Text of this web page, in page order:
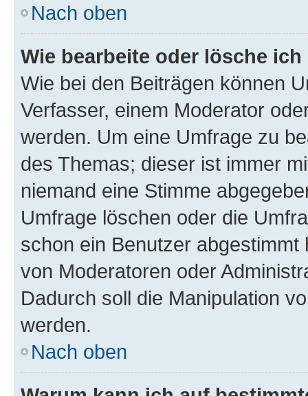
Nach oben
Wie bearbeite oder lösche
Wie bei den Beiträgen können
Verfasser, einem Moderator
werden. Um eine Umfrage zu
des Themas; dieser ist immer
niemand eine Stimme
Umfrage löschen oder die
schon ein Benutzer
von Moderatoren oder
Dadurch soll die Manipulation
werden.
Nach oben